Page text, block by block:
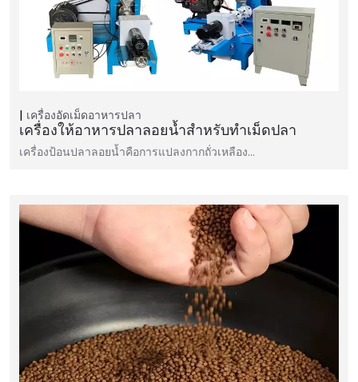
เครื่องอัดเม็ดอาหารปลา
เครื่องให้อาหารปลาลอยน้ำสำหรับทำเม็ดปลา
เครื่องป้อนปลาลอยน้ำคือการแปลงกากถั่วเหลือง...